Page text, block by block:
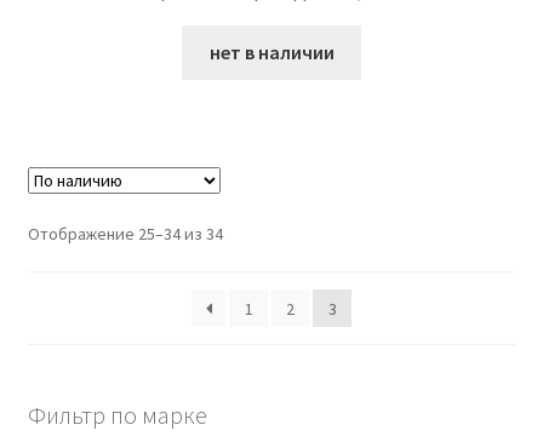
нет в наличии
Отображение 25–34 из 34
1 2 3
Фильтр по марке